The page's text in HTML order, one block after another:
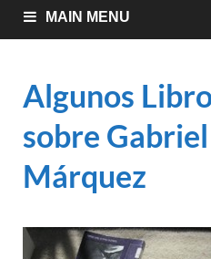
MAIN MENU
Algunos
sobre
Márquez